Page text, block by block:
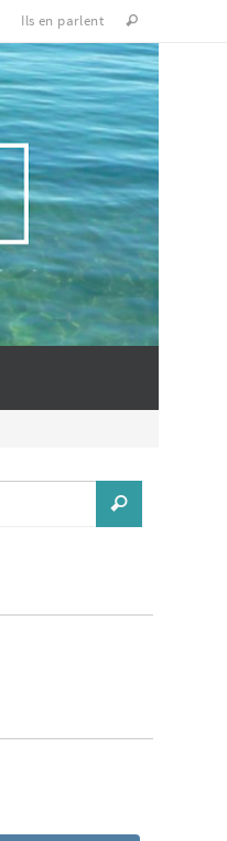
Ils en parlent